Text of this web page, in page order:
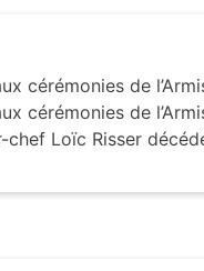
cérémonies de
cérémonies de
chef Loïc Risser